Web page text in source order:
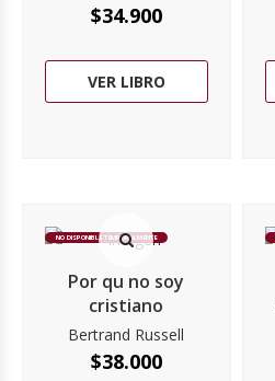
$34.900
VER LIBRO
NO DISPONIBLE TEMPORALMENTE
Por qu no soy
cristiano
Bertrand Russell
$38.000